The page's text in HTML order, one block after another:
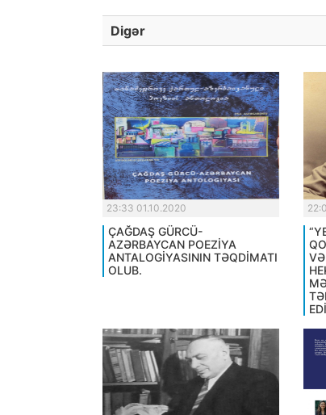
Digər
23:33 01.10.2020
ÇAĞDAŞ GÜRCÜ-
AZƏRBAYCAN POEZİYA
ANTALOGİYASININ TƏQDİMATI
OLUB.
VƏ